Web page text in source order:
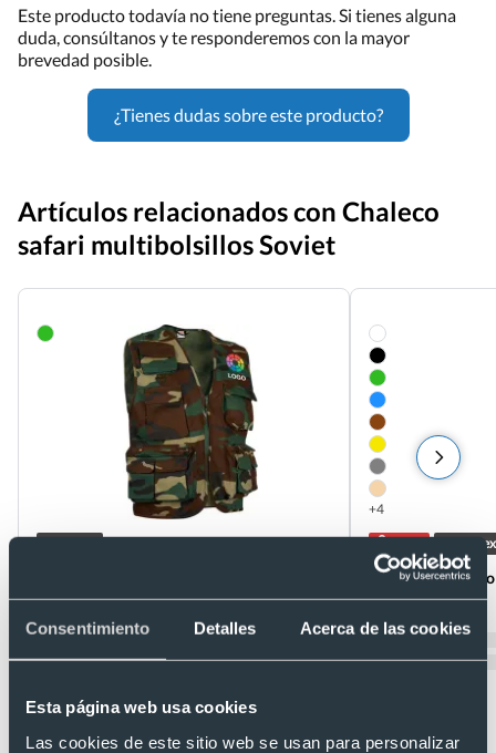
Consentimiento Detalles Acerca de las cookies
Esta página web usa cookies
Las cookies de este sitio web se usan para personalizar
Este producto todavía no tiene preguntas. Si tienes alguna
duda, consúltanos y te responderemos con la mayor
brevedad posible.
¿Tienes dudas sobre este producto?
Artículos relacionados con Chaleco
safari multibolsillos Soviet
Valento
+4
Unisex
Chaleco con 10
Ref. V107
Recíbelo